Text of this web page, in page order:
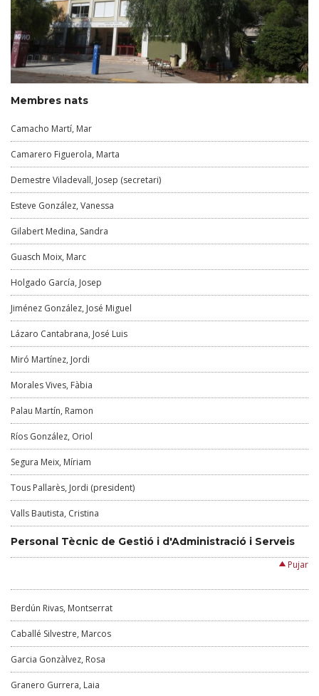
Membres nats
Camacho Martí, Mar
Camarero Figuerola, Marta
Demestre Viladevall, Josep (secretari)
Esteve González, Vanessa
Gilabert Medina, Sandra
Guasch Moix, Marc
Holgado García, Josep
Jiménez González, José Miguel
Lázaro Cantabrana, José Luis
Miró Martínez, Jordi
Morales Vives, Fàbia
Palau Martín, Ramon
Ríos González, Oriol
Segura Meix, Míriam
Tous Pallarès, Jordi (president)
Valls Bautista, Cristina
Personal Tècnic de Gestió i d'Administració i Serveis
Pujar
Berdún Rivas, Montserrat
Caballé Silvestre, Marcos
Garcia Gonzàlvez, Rosa
Granero Gurrera, Laia